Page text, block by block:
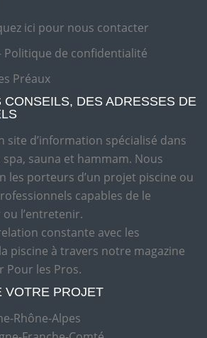
ici pour nous contacter
Politique de confidentialité
Préaux
CONSEILS, DES ADRESSES DE
site d’information spécialisé dans
sauna et hammam. Nous
les porteurs d’un projet piscine ou
capables de le
l’entretenir.
constante avec les
piscine à travers notre magazine
Pour les Pros.
VOTRE PROJET
Rhône-Alpes